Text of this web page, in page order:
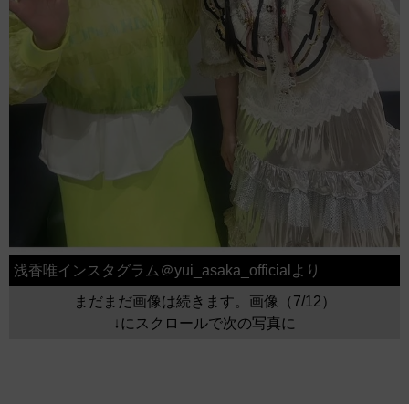
浅香唯インスタグラム＠yui_asaka_officialより
まだまだ画像は続きます。画像（7/12）
↓にスクロールで次の写真に